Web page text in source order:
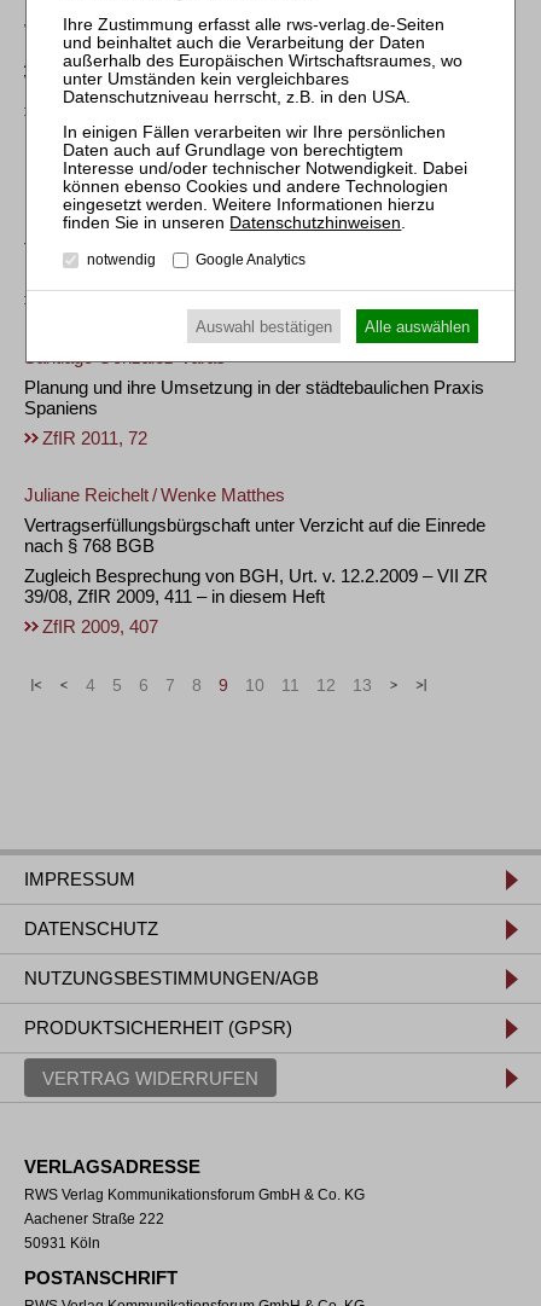
Wolfgang Schneider
Aktuelle Fragen zur Gemeinschaft der
Wohnungserbbauberechtigten
Eva Weinbeer
BauGB-Novelle(n) und städtebauliche Verträge – Aktuelle
Fragen und Entwicklungen
Tagungsbericht zum 12. Regensburger Immobilienrechtstag in
Kooperation mit der ZfIR
Santiago González-Varas
Planung und ihre Umsetzung in der städtebaulichen Praxis
Spaniens
ZfIR 2011, 72
Juliane Reichelt/Wenke Matthes
Vertragserfüllungsbürgschaft unter Verzicht auf die Einrede
nach § 768 BGB
Zugleich Besprechung von BGH, Urt. v. 12.2.2009 – VII ZR
39/08, ZfIR 2009, 411 – in diesem Heft
ZfIR 2009, 407
« < 4 5 6 7 8 9 10 11 12 13 > »
IMPRESSUM
DATENSCHUTZ
NUTZUNGSBESTIMMUNGEN/AGB
PRODUKTSICHERHEIT (GPSR)
VERTRAG WIDERRUFEN
VERLAGSADRESSE
RWS Verlag Kommunikationsforum GmbH & Co. KG
Aachener Straße 222
50931 Köln
POSTANSCHRIFT
Datenschutzhinweisen
notwendig Google Analytics
Auswahl bestätigen Alle auswählen